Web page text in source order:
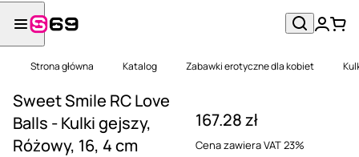
Strona główna Katalog Zabawki erotyczne dla kobiet
Sweet Smile RC Love
Balls - Kulki gejszy,
Różowy, 16, 4 cm
167.28 zł
Cena zawiera VAT 23%